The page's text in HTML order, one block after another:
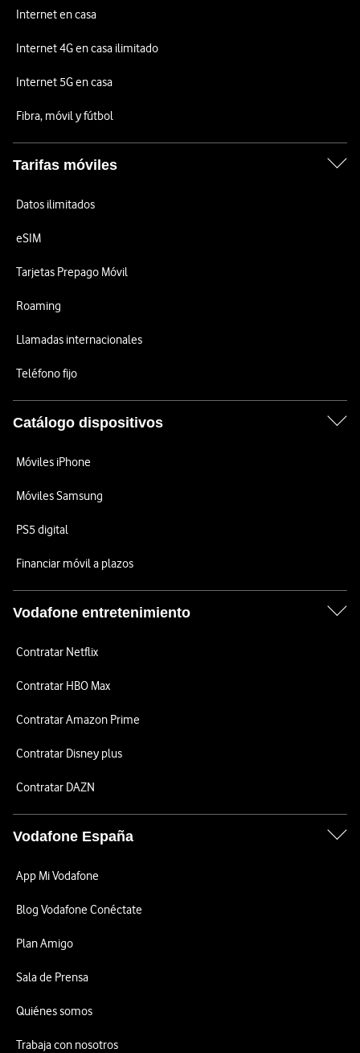
Internet en casa
Internet 4G en casa ilimitado
Internet 5G en casa
Fibra, móvil y fútbol
Tarifas móviles
Datos ilimitados
eSIM
Tarjetas Prepago Móvil
Roaming
Llamadas internacionales
Teléfono fijo
Catálogo dispositivos
Móviles iPhone
Móviles Samsung
PS5 digital
Financiar móvil a plazos
Vodafone entretenimiento
Contratar Netflix
Contratar HBO Max
Contratar Amazon Prime
Contratar Disney plus
Contratar DAZN
Vodafone España
App Mi Vodafone
Blog Vodafone Conéctate
Plan Amigo
Sala de Prensa
Quiénes somos
Trabaja con nosotros